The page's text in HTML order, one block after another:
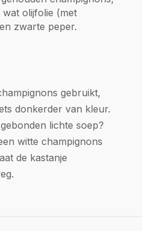
olijfolie (met
zwarte peper.
gebruikt,
donkerder van kleur.
lichte soep?
witte champignons
de kastanje